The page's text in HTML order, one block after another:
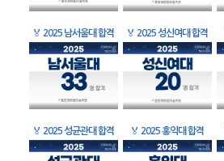
🏅 2025 남서울대 합격 🏅 2025 성신여대 합격
🏅 2025 성균관대 합격 🏅 2025 홍익대 합격